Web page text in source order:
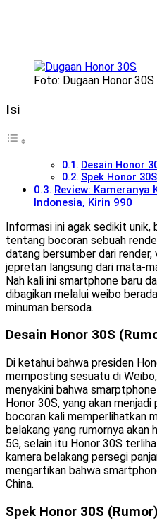
Foto: Dugaan Honor
Isi
Desain Honor
Spek Honor
Review: Kameranya
Indonesia, Kirin 990
Informasi ini agak sedikit unik,
tentang bocoran sebuah
datang bersumber dari
jepretan langsung dari mata-
Nah kali ini smartphone baru
dibagikan melalui weibo
minuman bersoda.
Desain Honor 30S
Di ketahui bahwa presiden
memposting sesuatu di
menyakini bahwa
Honor 30S, yang akan menjadi
bocoran kali memperlihatkan
belakang yang rumornya akan
5G, selain itu Honor 30S
kamera belakang persegi
mengartikan bahwa
China.
Spek Honor 30S (Rumor)